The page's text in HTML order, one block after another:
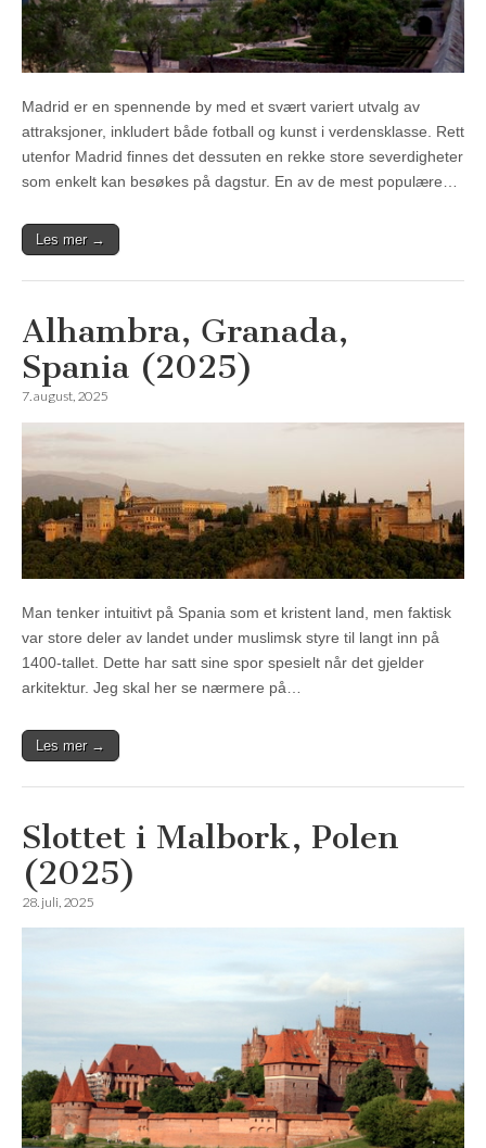
Madrid er en spennende by med et svært variert utvalg av
attraksjoner, inkludert både fotball og kunst i verdensklasse. Rett
utenfor Madrid finnes det dessuten en rekke store severdigheter
som enkelt kan besøkes på dagstur. En av de mest populære…
Les mer →
Alhambra, Granada,
Spania (2025)
7. august, 2025
Man tenker intuitivt på Spania som et kristent land, men faktisk
var store deler av landet under muslimsk styre til langt inn på
1400-tallet. Dette har satt sine spor spesielt når det gjelder
arkitektur. Jeg skal her se nærmere på…
Les mer →
Slottet i Malbork, Polen
(2025)
28. juli, 2025